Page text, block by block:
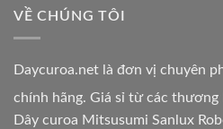
VỀ CHÚNG TÔI
Daycuroa.net là đơn vị chuyên
chính hãng. Giá sỉ từ các thương
Dây curoa Mitsusumi Sanlux